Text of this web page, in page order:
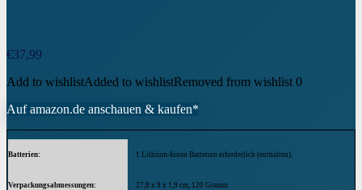
€37,99
Add to wishlistAdded to wishlistRemoved from wishlist 0
Auf amazon.de anschauen & kaufen*
Batterien 1 Lithium-Ionen Batterien erforderlich (enthalten).
Verpackungsabmessungen 27,8 x 9 x 1,9 cm, 120 Gramm